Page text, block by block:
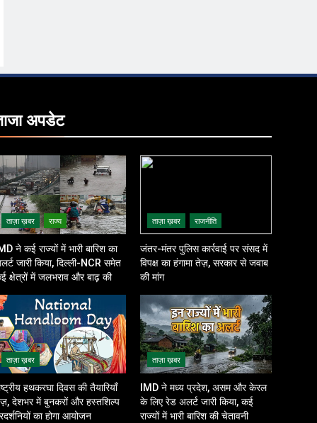
अपडेट
ताज़ा ख़बर राज्य
ने कई राज्यों में भारी बारिश का
जारी किया, दिल्ली-NCR समेत
क्षेत्रों में जलभराव और बाढ़ की
ताज़ा ख़बर राजनीति
जंतर-मंतर पुलिस कार्रवाई पर संसद में
विपक्ष का हंगामा तेज़, सरकार से जवाब
की मांग
ताज़ा ख़बर
हथकरघा दिवस की तैयारियाँ
देशभर में बुनकरों और हस्तशिल्प
का होगा आयोजन
ताज़ा ख़बर
IMD ने मध्य प्रदेश, असम और केरल
के लिए रेड अलर्ट जारी किया, कई
राज्यों में भारी बारिश की चेतावनी